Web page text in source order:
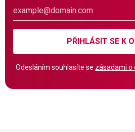
PŘIHLÁSIT SE K
Odesláním souhlasíte se zásadami o